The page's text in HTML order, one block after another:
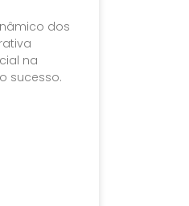
dos
na
sucesso.